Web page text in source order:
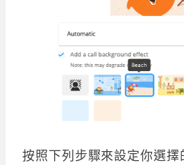
按照下列步驟來設定你選擇